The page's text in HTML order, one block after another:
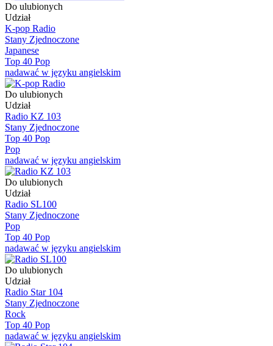
Do ulubionych
Udział
K-pop Radio
Stany Zjednoczone
Japanese
Top 40 Pop
nadawać w języku angielskim
Do ulubionych
Udział
Radio KZ 103
Stany Zjednoczone
Top 40 Pop
Pop
nadawać w języku angielskim
Do ulubionych
Udział
Radio SL100
Stany Zjednoczone
Pop
Top 40 Pop
nadawać w języku angielskim
Do ulubionych
Udział
Radio Star 104
Stany Zjednoczone
Rock
Top 40 Pop
nadawać w języku angielskim